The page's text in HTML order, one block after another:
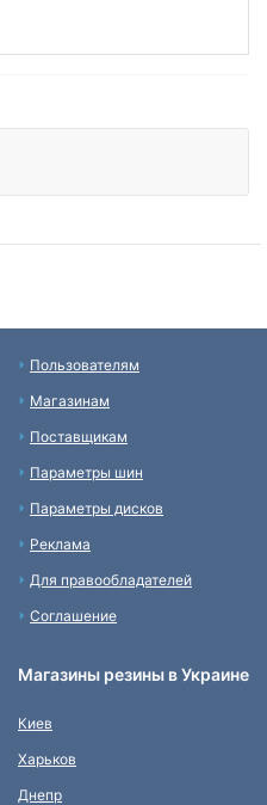
Пользователям
Магазинам
Поставщикам
Параметры шин
Параметры дисков
Реклама
Для правообладателей
Соглашение
Магазины резины в Украине
Киев
Харьков
Днепр